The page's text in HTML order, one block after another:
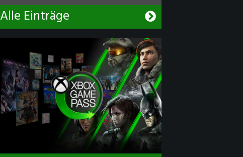
Alle Einträge